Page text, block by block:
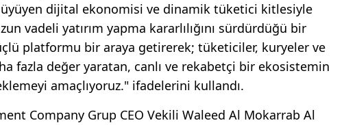
dijital ekonomisi ve dinamik tüketici kitlesiyle
vadeli yatırım yapma kararlılığını sürdürdüğü bir
platformu bir araya getirerek; tüketiciler, kuryeler ve
fazla değer yaratan, canlı ve rekabetçi bir ekosistemin
amaçlıyoruz." ifadelerini kullandı.
Company Grup CEO Vekili Waleed Al Mokarrab Al